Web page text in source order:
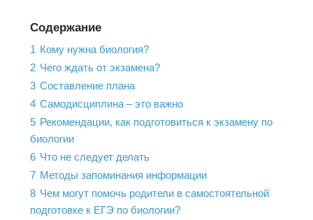
Содержание
1 Кому нужна биология?
2 Чего ждать от экзамена?
3 Составление плана
4 Самодисциплина – это важно
5 Рекомендации, как подготовиться к экзамену по
биологии
6 Что не следует делать
7 Методы запоминания информации
8 Чем могут помочь родители в самостоятельной
подготовке к ЕГЭ по биологии?